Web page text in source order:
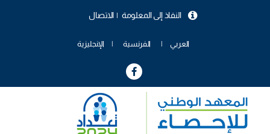
الاتصال النفاذ إلى المعلومة
العربي الفرنسية الإنجليزية